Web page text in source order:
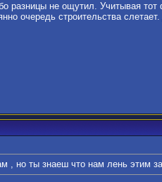
разницы не ощутил. Учитывая
очередь строительства
, но ты знаеш что нам лень этим